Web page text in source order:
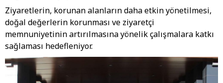
Ziyaretlerin, korunan alanların daha etkin yönetilmesi,
doğal değerlerin korunması ve ziyaretçi
memnuniyetinin artırılmasına yönelik çalışmalara katkı
sağlaması hedefleniyor.